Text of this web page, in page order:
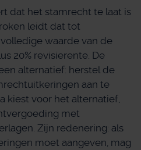
dat het stamrecht te laat is
leidt dat tot
waarde van de
20% revisierente. De
alternatief: herstel de
aan te
kiest voor het alternatief,
met
Zijn redenering: als
moet aangeven, mag